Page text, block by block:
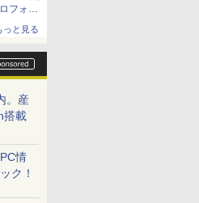
フォー
っと見る
。産
搭載
情
ク！